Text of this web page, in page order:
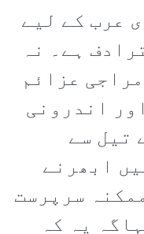
عرب کے لیے
ہے۔ نہ
عزائم
اندرونی
تیل سے
ابھرنے
سرپرست
یہ کہ